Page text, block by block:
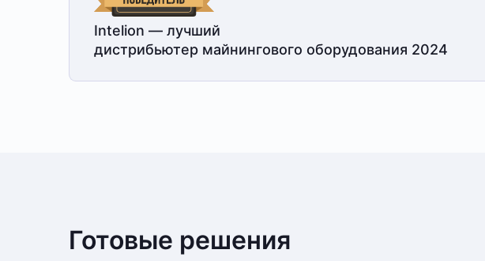
Intelion — лучший
дистрибьютер майнингового оборудования 2024
Готовые решения